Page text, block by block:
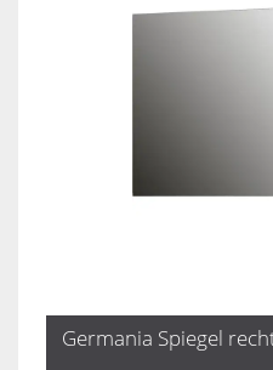
Germania Spiegel